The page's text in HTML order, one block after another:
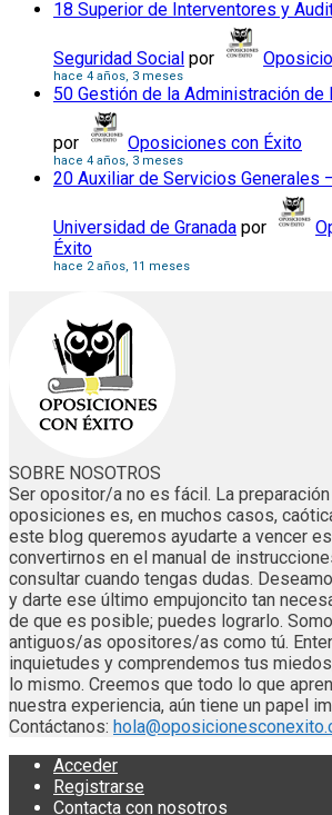
18 Superior de Interventores y
Seguridad Social por
hace 4 años, 3 meses
50 Gestión de la Administración de
por Oposiciones con Éxito
hace 4 años, 3 meses
20 Auxiliar de Servicios Generales
Universidad de Granada por
Éxito
hace 2 años, 11 meses
SOBRE NOSOTROS
Ser opositor/a no es fácil. La preparación
oposiciones es, en muchos casos,
este blog queremos ayudarte a vencer
convertirnos en el manual de
consultar cuando tengas dudas.
y darte ese último empujoncito tan
de que es posible; puedes lograrlo.
antiguos/as opositores/as como tú.
inquietudes y comprendemos tus
lo mismo. Creemos que todo lo que
nuestra experiencia, aún tiene un papel
Contáctanos:
Acceder
Registrarse
Contacta con nosotros